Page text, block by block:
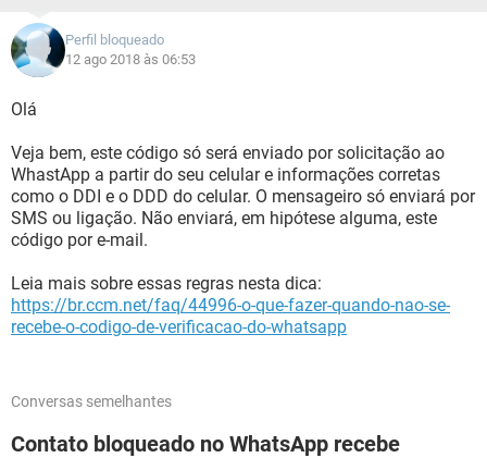
Perfil bloqueado
12 ago 2018 às 06:53
Olá
Veja bem, este código só será enviado por solicitação ao
WhastApp a partir do seu celular e informações corretas
como o DDI e o DDD do celular. O mensageiro só enviará por
SMS ou ligação. Não enviará, em hipótese alguma, este
código por e-mail.
Leia mais sobre essas regras nesta dica:
https://br.ccm.net/faq/44996-o-que-fazer-quando-nao-se-
recebe-o-codigo-de-verificacao-do-whatsapp
Conversas semelhantes
Contato bloqueado no WhatsApp recebe